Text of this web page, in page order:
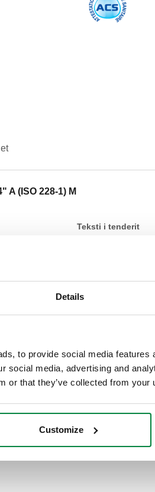
Details
to provide social media
social media, advertising and
or that they’ve collected from
Customize
A (ISO 228-1) M
Teksti i tenderit
CALEFFI,
boilerin, me
funksionimit: 10
temperaturës:
rezistent ndaj
e58a4201-556e-